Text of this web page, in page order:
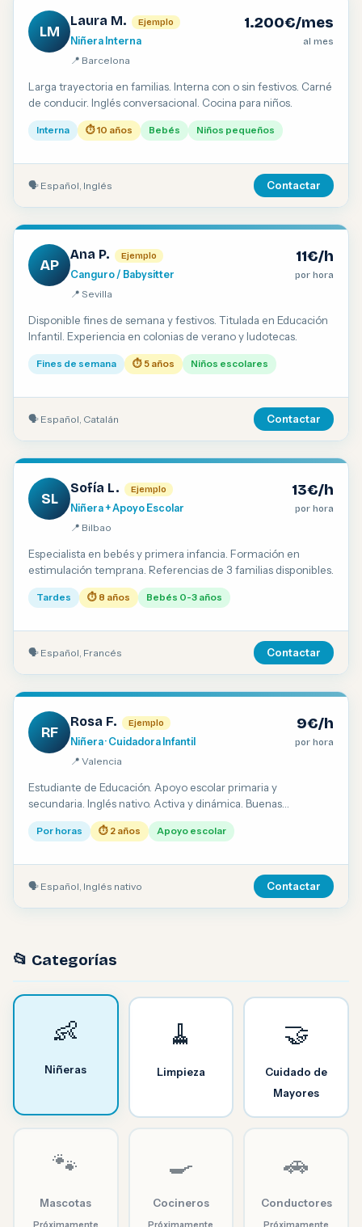
LM
Laura M. Ejemplo
Niñera Interna
📍 Barcelona
1.200€/mes
al mes
Larga trayectoria en familias. Interna con o sin festivos. Carné
de conducir. Inglés conversacional. Cocina para niños.
Interna ⏱ 10 años Bebés Niños pequeños
🗣 Español, Inglés Contactar
AP
Ana P. Ejemplo
Canguro / Babysitter
📍 Sevilla
11€/h
por hora
Disponible fines de semana y festivos. Titulada en Educación
Infantil. Experiencia en colonias de verano y ludotecas.
Fines de semana ⏱ 5 años Niños escolares
🗣 Español, Catalán Contactar
SL
Sofía L. Ejemplo
Niñera + Apoyo Escolar
📍 Bilbao
13€/h
por hora
Especialista en bebés y primera infancia. Formación en
estimulación temprana. Referencias de 3 familias disponibles.
Tardes ⏱ 8 años Bebés 0-3 años
🗣 Español, Francés Contactar
RF
Rosa F. Ejemplo
Niñera · Cuidadora Infantil
📍 Valencia
9€/h
por hora
Estudiante de Educación. Apoyo escolar primaria y
secundaria. Inglés nativo. Activa y dinámica. Buenas
referencias.
Por horas ⏱ 2 años Apoyo escolar
🗣 Español, Inglés nativo Contactar
📂 Categorías
👶
Niñeras
🧹
Limpieza
🤝
Cuidado de
Mayores
🐾
Mascotas
Próximamente
🍳
Cocineros
Próximamente
🚗
Conductores
Próximamente